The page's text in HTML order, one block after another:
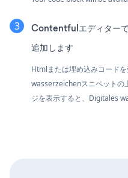
Contentfulエディター
追加します
Htmlまたは埋め込みコード
wasserzeichenスニペットの
ジを表示すると、Digitales